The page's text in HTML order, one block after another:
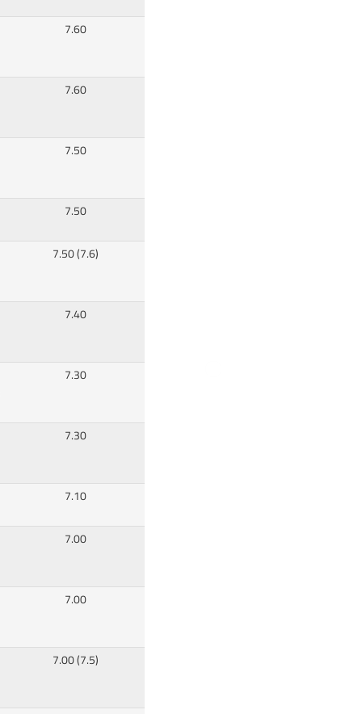
7.60
7.60
7.50
7.50
7.50 (7.6)
7.40
7.30
7.30
7.10
7.00
7.00
7.00 (7.5)